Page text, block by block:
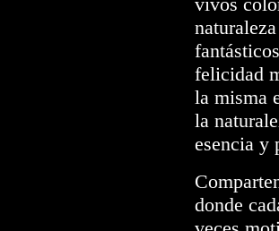
felicidad
la misma
la
esencia y
donde